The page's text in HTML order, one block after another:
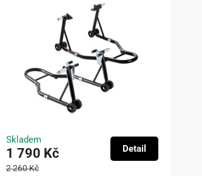
Skladem
1 790 Kč
2 260 Kč
Detail